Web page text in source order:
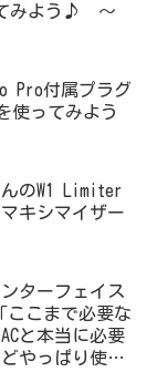
みよう♪ ～
Pro付属プラグ
使ってみよう
んのW1 Limiter
キシマイザー
ターフェイス
ここまで必要な
と本当に必要
やっぱり使っ